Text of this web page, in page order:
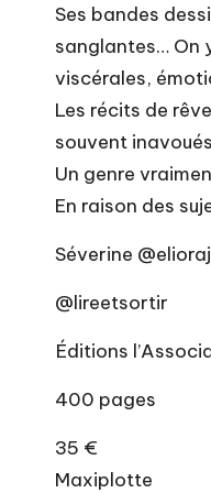
Ses bandes
sanglantes… On
viscérales,
Les récits de
souvent
Un genre
En raison des
Séverine
@lireetsortir
Éditions
400 pages
35 €
Maxiplotte